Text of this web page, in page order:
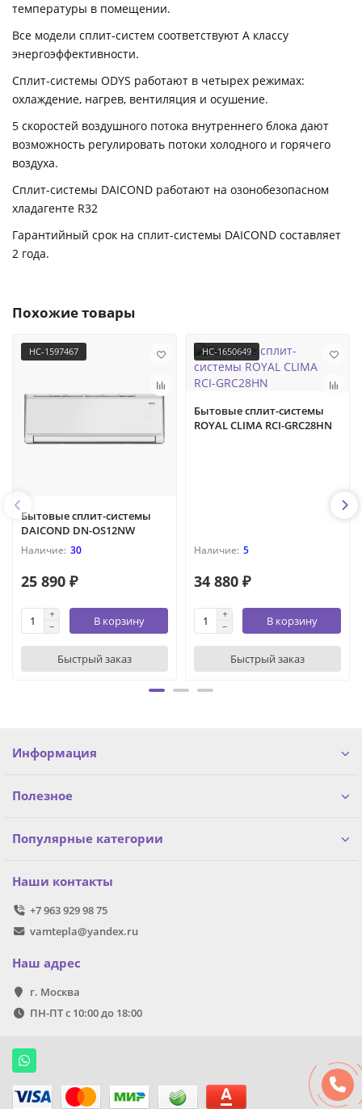
температуры в помещении.
Все модели сплит-систем соответствуют А классу
энергоэффективности.
Сплит-системы ODYS работают в четырех режимах:
охлаждение, нагрев, вентиляция и осушение.
5 скоростей воздушного потока внутреннего блока дают
возможность регулировать потоки холодного и горячего
воздуха.
Сплит-системы DAICOND работают на озонобезопасном
хладагенте R32
Гарантийный срок на сплит-системы DAICOND составляет
2 года.
Похожие товары
НС-1597467
Бытовые сплит-системы
DAICOND DN-OS12NW
30
25 890 ₽
В корзину
Быстрый заказ
НС-1650649
Бытовые сплит-системы
ROYAL CLIMA RCI-GRС28HN
5
34 880 ₽
В корзину
Быстрый заказ
Информация
Полезное
Популярные категории
Наши контакты
+7 963 929 98 75
vamtepla@yandex.ru
Наш адрес
г. Москва
ПН-ПТ с 10:00 до 18:00